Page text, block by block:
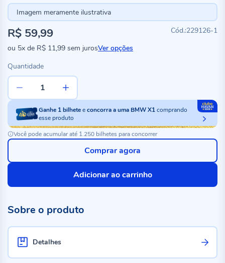
Imagem meramente ilustrativa
229126-1
R$ 59,99
ou 5x de R$ 11,99 sem jurosVer opções
Quantidade
Ganhe 1bilheteeconcorra a uma BMW X1comprando
esse produto
Você pode acumular até 1.250 bilhetes para concorrer
Adicionar ao carrinho
Comprar agora
Sobre o produto
Detalhes